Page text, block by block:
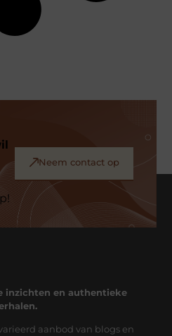
Neem contact op
inzichten en authentieke
aanbod van blogs en